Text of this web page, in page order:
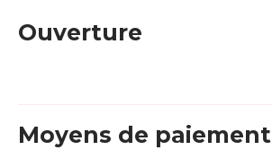
Ouverture
Moyens de paiement